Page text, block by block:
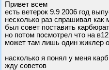
Привет всем
есть ветерок 9.9 2006 год
несколько раз спрашивал
был совет поставить
но потом посмотрел что на
может там лишь один жиклер
насколько я понял у меня
жду советов